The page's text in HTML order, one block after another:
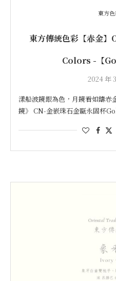
東方
東方傳統色彩【赤
Colors -【
2024 年
漾船波鏡銀為色，月鏡看如鑄赤
鏡》 CN-金嵌珠石金甌永固杯